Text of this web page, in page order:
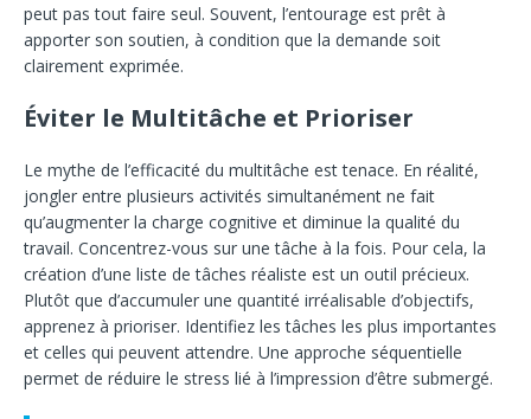
peut pas tout faire seul. Souvent, l’entourage est prêt à
apporter son soutien, à condition que la demande soit
clairement exprimée.
Éviter le Multitâche et Prioriser
Le mythe de l’efficacité du multitâche est tenace. En réalité,
jongler entre plusieurs activités simultanément ne fait
qu’augmenter la charge cognitive et diminue la qualité du
travail. Concentrez-vous sur une tâche à la fois. Pour cela, la
création d’une liste de tâches réaliste est un outil précieux.
Plutôt que d’accumuler une quantité irréalisable d’objectifs,
apprenez à prioriser. Identifiez les tâches les plus importantes
et celles qui peuvent attendre. Une approche séquentielle
permet de réduire le stress lié à l’impression d’être submergé.